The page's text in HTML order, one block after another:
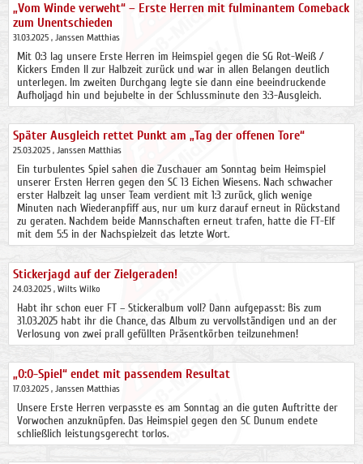
„Vom Winde verweht“ – Erste Herren mit fulminantem Comeback
zum Unentschieden
31.03.2025 , Janssen Matthias
Mit 0:3 lag unsere Erste Herren im Heimspiel gegen die SG Rot-Weiß /
Kickers Emden II zur Halbzeit zurück und war in allen Belangen deutlich
unterlegen. Im zweiten Durchgang legte sie dann eine beeindruckende
Aufholjagd hin und bejubelte in der Schlussminute den 3:3-Ausgleich.
Später Ausgleich rettet Punkt am „Tag der offenen Tore“
25.03.2025 , Janssen Matthias
Ein turbulentes Spiel sahen die Zuschauer am Sonntag beim Heimspiel
unserer Ersten Herren gegen den SC 13 Eichen Wiesens. Nach schwacher
erster Halbzeit lag unser Team verdient mit 1:3 zurück, glich wenige
Minuten nach Wiederanpfiff aus, nur um kurz darauf erneut in Rückstand
zu geraten. Nachdem beide Mannschaften erneut trafen, hatte die FT-Elf
mit dem 5:5 in der Nachspielzeit das letzte Wort.
Stickerjagd auf der Zielgeraden!
24.03.2025 , Wilts Wilko
Habt ihr schon euer FT – Stickeralbum voll? Dann aufgepasst: Bis zum
31.03.2025 habt ihr die Chance, das Album zu vervollständigen und an der
Verlosung von zwei prall gefüllten Präsentkörben teilzunehmen!
„0:0-Spiel“ endet mit passendem Resultat
17.03.2025 , Janssen Matthias
Unsere Erste Herren verpasste es am Sonntag an die guten Auftritte der
Vorwochen anzuknüpfen. Das Heimspiel gegen den SC Dunum endete
schließlich leistungsgerecht torlos.